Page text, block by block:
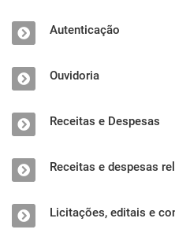
Autenticação
Ouvidoria
Receitas e Despesas
Receitas e despesas
Licitações, editais e